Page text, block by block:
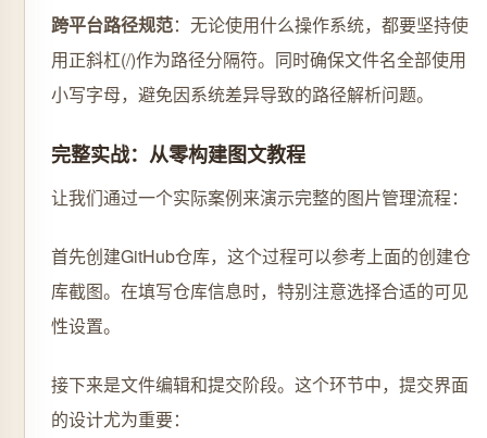
跨平台路径规范：无论使用什么操作系统，都要坚持使
用正斜杠(/)作为路径分隔符。同时确保文件名全部使用
小写字母，避免因系统差异导致的路径解析问题。
完整实战：从零构建图文教程
让我们通过一个实际案例来演示完整的图片管理流程：
首先创建GitHub仓库，这个过程可以参考上面的创建仓
库截图。在填写仓库信息时，特别注意选择合适的可见
性设置。
接下来是文件编辑和提交阶段。这个环节中，提交界面
的设计尤为重要：